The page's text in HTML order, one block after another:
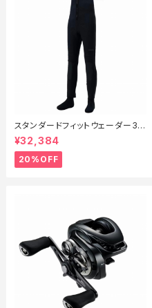
スタンダードフィットウェーダー3.
0FW−040X 黒 SB【特価装備】【2
0】
¥32,384
20%OFF